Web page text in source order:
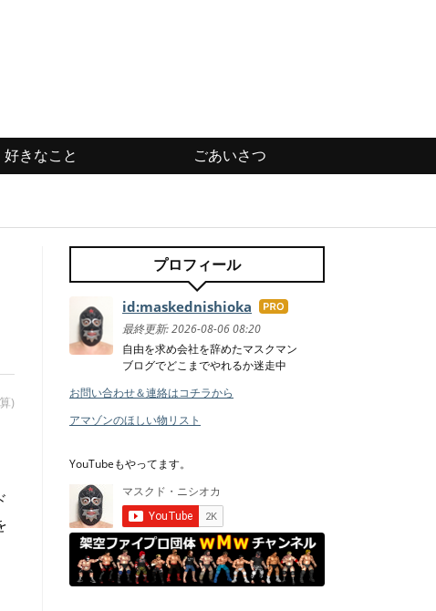
好きなこと ごあいさつ
)
プロフィール
id:maskednishioka はて
なブ
ログ
Pro
最終更新:2026-08-06 08:20
自由を求め会社を辞めたマスクマン
ブログでどこまでやれるか迷走中
お問い合わせ＆連絡はコチラから
アマゾンのほしい物リスト
YouTubeもやってます。